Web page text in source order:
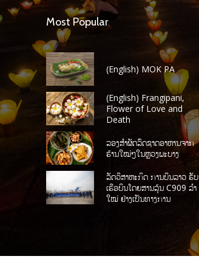
Most Popular
(English) MOK PA
(English) Frangipani,
Flower of Love and
Death
ລອງສໍາຜັດລົດຊາດອາຫານຈາກ
ຮ້ານໃໝ່ໆໃນຫຼວງພະບາງ
ລັດວິສາຫະກິດ ການບິນລາວ ຮັບ
ເຮືອບິນໂດຍສານລຸ້ນ C909 ລໍາ
ໃໝ່ ຢ່າງເປັນທາງການ